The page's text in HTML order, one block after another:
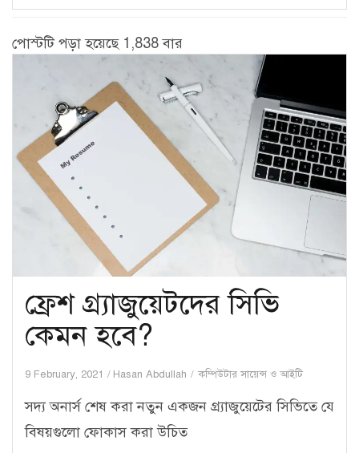
পোস্টটি পড়া হয়েছে 1,838 বার
ফ্রেশ গ্র্যাজুয়েটদের সিভি
কেমন হবে?
9 February, 2021 Hasan Abdullah কম্পিউটার সায়েন্স ও আইটি
সদ্য অনার্স শেষ করা নতুন একজন গ্র্যাজুয়েটের সিভিতে যে
বিষয়গুলো ফোকাস করা উচিত